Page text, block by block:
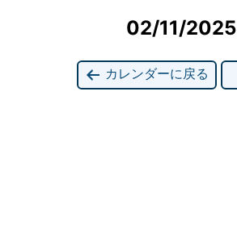
02/11/2025
カレンダーに戻る